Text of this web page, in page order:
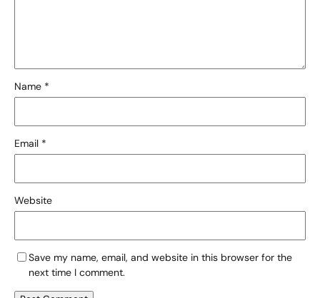
Name *
Email *
Website
Save my name, email, and website in this browser for the
next time I comment.